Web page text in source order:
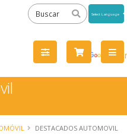
by
DESTACADOS AUTOMOVIL